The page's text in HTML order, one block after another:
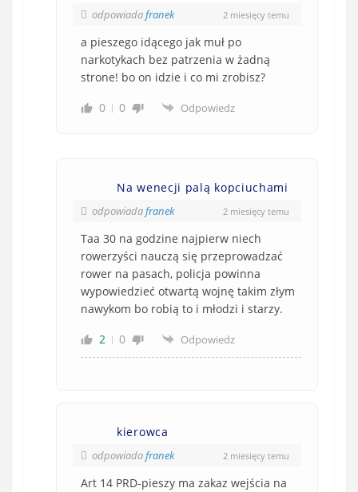
odpowiadafranek 2 miesięcy temu
a pieszego idącego jak muł po
narkotykach bez patrzenia w żadną
strone! bo on idzie i co mi zrobisz?
0
0 Odpowiedz
Na wenecji palą kopciuchami
odpowiadafranek 2 miesięcy temu
Taa 30 na godzine najpierw niech
rowerzyści nauczą się przeprowadzać
rower na pasach, policja powinna
wypowiedzieć otwartą wojnę takim złym
nawykom bo robią to i młodzi i starzy.
2
0 Odpowiedz
kierowca
odpowiadafranek 2 miesięcy temu
Art 14 PRD-pieszy ma zakaz wejścia na